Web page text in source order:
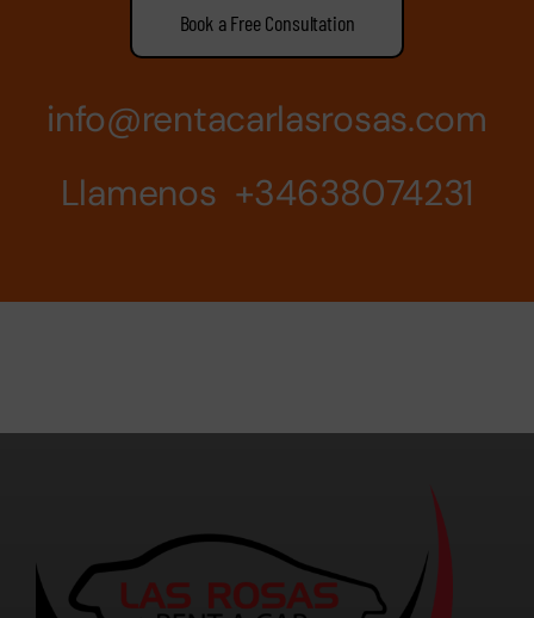
Book a Free Consultation
info@rentacarlasrosas.com
Llamenos +34638074231